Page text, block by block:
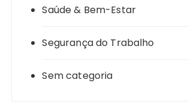
Saúde & Bem-Estar
Segurança do Trabalho
Sem categoria